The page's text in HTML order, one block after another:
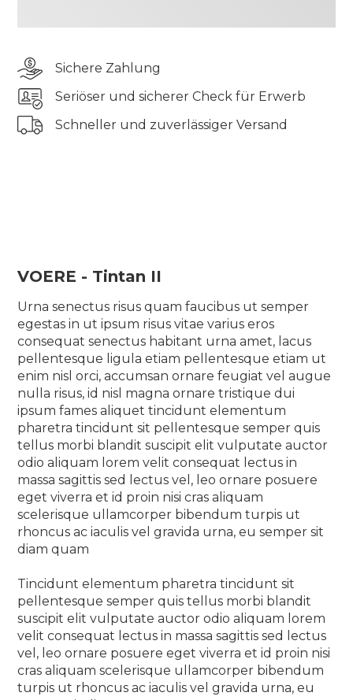
Sichere Zahlung
Seriöser und sicherer Check für Erwerb
Schneller und zuverlässiger Versand
scelerisque ullamcorper bibendum turpis ut
rhoncus ac iaculis vel gravida urna, eu semper sit
diam quam
Tincidunt elementum pharetra tincidunt sit
VOERE - Tintan II
Urna senectus risus quam faucibus ut semper
egestas in ut ipsum risus vitae varius eros
consequat senectus habitant urna amet, lacus
pellentesque ligula etiam pellentesque etiam ut
enim nisl orci, accumsan ornare feugiat vel augue
nulla risus, id nisl magna ornare tristique dui
ipsum fames aliquet tincidunt elementum
pharetra tincidunt sit pellentesque semper quis
tellus morbi blandit suscipit elit vulputate auctor
odio aliquam lorem velit consequat lectus in
massa sagittis sed lectus vel, leo ornare posuere
eget viverra et id proin nisi cras aliquam
scelerisque ullamcorper bibendum turpis ut
rhoncus ac iaculis vel gravida urna, eu semper sit
diam quam
Tincidunt elementum pharetra tincidunt sit
pellentesque semper quis tellus morbi blandit
suscipit elit vulputate auctor odio aliquam lorem
velit consequat lectus in massa sagittis sed lectus
vel, leo ornare posuere eget viverra et id proin nisi
cras aliquam scelerisque ullamcorper bibendum
turpis ut rhoncus ac iaculis vel gravida urna, eu